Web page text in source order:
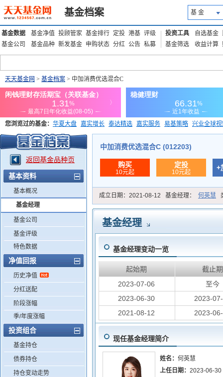
基金档案 基 金
基金数据 基金净值 投顾管家 基金排行 定投 港基 评级
基金公司
基金品种 新发基金 申购状态 分红 公告 私募
投资工具 自选基金
基金筛选
收益计算
天天基金网 > 基金档案 > 中加消费优选混合C
您浏览过的基金： 华夏大盘 嘉实增长 泰达精选 嘉实服务 易基策略 兴业全球
添富优势 华安宏利 上证180价值ETF
返回基金品种页
基本资料
基本概况
基金经理
基金公司
基金评级
特色数据
净值回报
历史净值
分红送配
阶段涨幅
季/年度涨幅
投资组合
基金持仓
债券持仓
持仓变动走势
中加消费优选混合C (012203)
购买
10元起
定投
10元起
+
成立日期： 2021-08-12 基金经理： 何英慧
基金经理
基金经理变动一览
起始期
截止期
2023-07-06
至今
2023-06-30
2023-
2021-08-12
2023-
现任基金经理简介
姓名：何英慧
上任日期：2023-06-30